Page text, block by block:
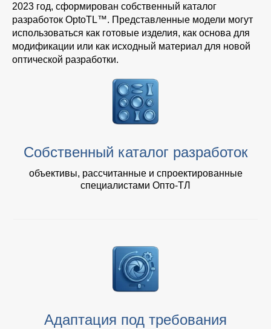
2023 год, сформирован собственный каталог
разработок OptoTL™. Представленные модели могут
использоваться как готовые изделия, как основа для
модификации или как исходный материал для новой
оптической разработки.
Собственный каталог разработок
объективы, рассчитанные и спроектированные
специалистами Опто-ТЛ
Адаптация под требования